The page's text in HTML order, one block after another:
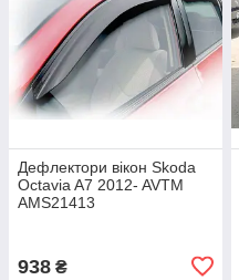
Дефлектори вікон Skoda
Octavia A7 2012- AVTM
AMS21413
938 ₴